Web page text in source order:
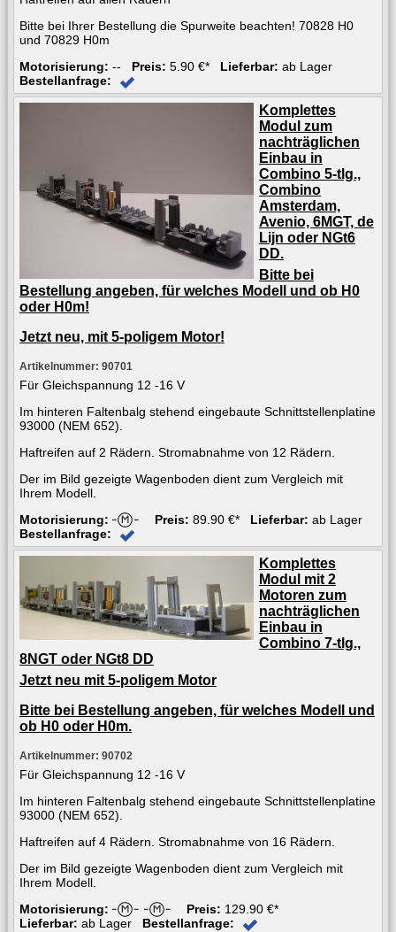
Bitte bei Ihrer Bestellung die Spurweite beachten! 70828 H0
und 70829 H0m
Motorisierung: -- Preis: 5.90 €* Lieferbar: ab Lager
Bestellanfrage:
Komplettes
Modul zum
nachträglichen
Einbau in
Combino 5-tlg.,
Combino
Amsterdam,
Avenio, 6MGT, de
Lijn oder NGt6
DD.
Bitte bei
Bestellung angeben, für welches Modell und ob H0
oder H0m!
Jetzt neu, mit 5-poligem Motor!
Artikelnummer: 90701
Für Gleichspannung 12 -16 V
Im hinteren Faltenbalg stehend eingebaute Schnittstellenplatine
93000 (NEM 652).
Haftreifen auf 2 Rädern. Stromabnahme von 12 Rädern.
Der im Bild gezeigte Wagenboden dient zum Vergleich mit
Ihrem Modell.
Motorisierung:
Preis: 89.90 €* Lieferbar: ab Lager
Bestellanfrage:
Komplettes
Modul mit 2
Motoren zum
nachträglichen
Einbau in
Combino 7-tlg.,
8NGT oder NGt8 DD
Jetzt neu mit 5-poligem Motor
Bitte bei Bestellung angeben, für welches Modell und
ob H0 oder H0m.
Artikelnummer: 90702
Für Gleichspannung 12 -16 V
Im hinteren Faltenbalg stehend eingebaute Schnittstellenplatine
93000 (NEM 652).
Haftreifen auf 4 Rädern. Stromabnahme von 16 Rädern.
Der im Bild gezeigte Wagenboden dient zum Vergleich mit
Ihrem Modell.
Motorisierung:
Preis: 129.90 €*
Lieferbar: ab Lager Bestellanfrage: